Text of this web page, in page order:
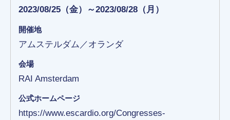
2023/08/25（金）～2023/08/28（月）
開催地
アムステルダム／オランダ
会場
RAI Amsterdam
公式ホームページ
https://www.escardio.org/Congresses-